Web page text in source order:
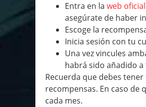
Entra en la web
asegúrate de haber
Escoge la
Inicia sesión con tu
Una vez vincules
habrá sido añadido
Recuerda que debes
recompensas. En caso
cada mes.